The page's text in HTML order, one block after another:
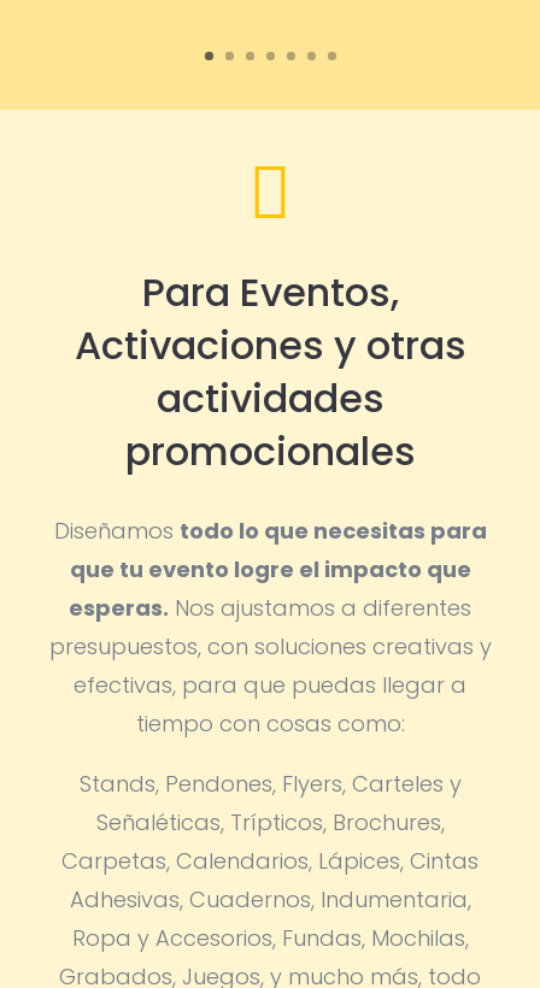

Para Eventos,
Activaciones y otras
actividades
promocionales
Diseñamos todo lo que necesitas para
que tu evento logre el impacto que
esperas. Nos ajustamos a diferentes
presupuestos, con soluciones creativas y
efectivas, para que puedas llegar a
tiempo con cosas como:
Stands, Pendones, Flyers, Carteles y
Señaléticas, Trípticos, Brochures,
Carpetas, Calendarios, Lápices, Cintas
Adhesivas, Cuadernos, Indumentaria,
Ropa y Accesorios, Fundas, Mochilas,
Grabados, Juegos, y mucho más, todo